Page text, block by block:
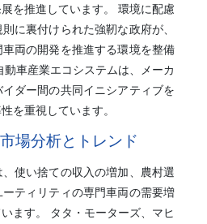
を推進しています。 環境に配慮
に裏付けられた強靭な政府が、
両の開発を推進する環境を整備
動車産業エコシステムは、メーカ
ダー間の共同イニシアティブを
を重視しています。
場分析とトレンド
使い捨ての収入の増加、農村選
ティリティの専門車両の需要増
ます。 タタ・モーターズ、マヒ